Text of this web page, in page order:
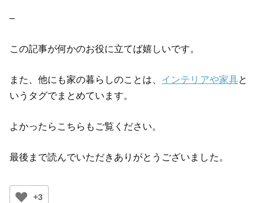
–
この記事が何かのお役に立てば嬉しいです。
また、他にも家の暮らしのことは、 インテリアや家具と
いうタグでまとめています。
よかったらこちらもご覧ください。
最後まで読んでいただきありがとうございました。
+3